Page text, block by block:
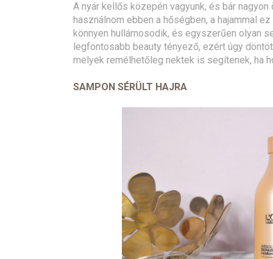
A nyár kellős közepén vagyunk, és bár
használnom ebben a hőségben, a hajammal
könnyen hullámosodik, és egyszerűen olyan
legfontosabb beauty tényező, ezért úgy
melyek remélhetőleg nektek is segítenek, ha
SAMPON SÉRÜLT HAJRA